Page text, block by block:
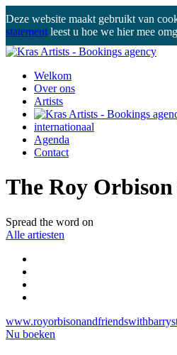
Deze website maakt gebruikt van
statement leest u hoe we hier mee
Welkom
Over ons
Artists
internationaal
Agenda
Contact
The Roy
Spread the word on
Alle artiesten
Nu boeken